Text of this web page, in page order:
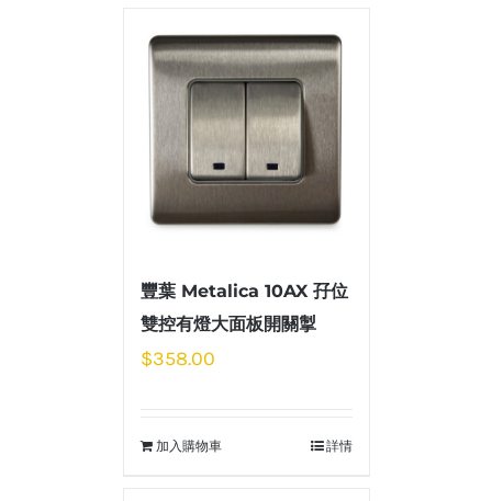
豐葉 Metalica 10AX 孖位
雙控有燈大面板開關掣
$358.00
加入購物車 詳情